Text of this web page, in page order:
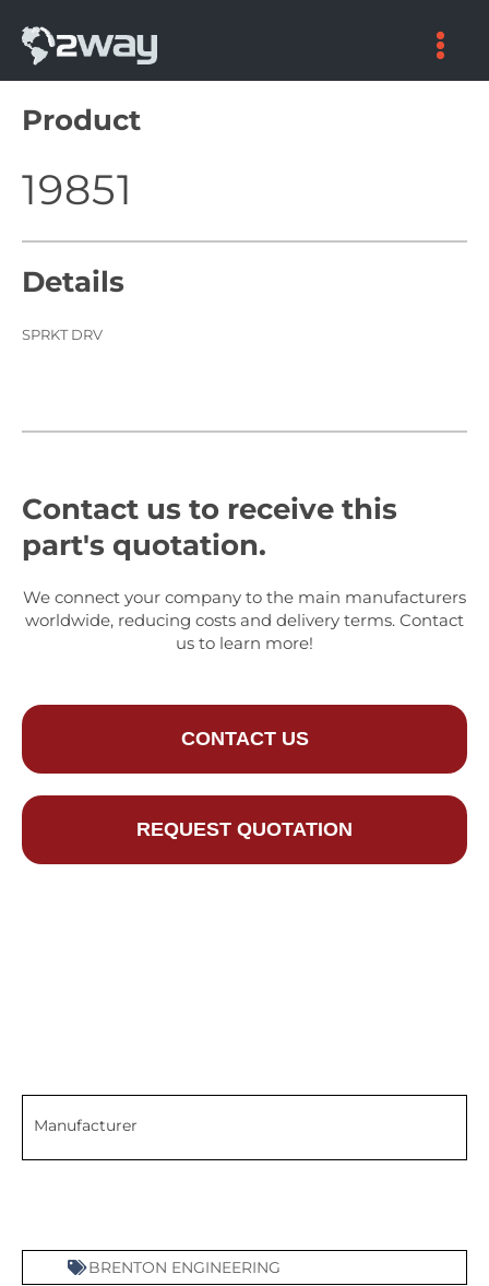
content
Product
19851
Details
SPRKT DRV
Contact us to receive this
part's quotation.
We connect your company to the main manufacturers
worldwide, reducing costs and delivery terms. Contact
us to learn more!
CONTACT US
REQUEST QUOTATION
Manufacturer
BRENTON ENGINEERING